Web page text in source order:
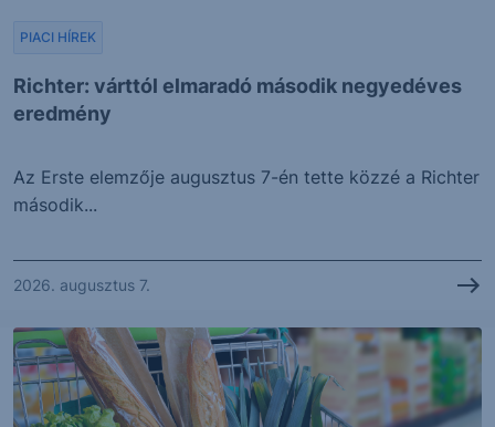
Richter: várttól elmaradó második negyedéves
eredmény
PIACI HÍREK
Az Erste elemzője augusztus 7-én tette közzé a Richter
második...
2026. augusztus 7.